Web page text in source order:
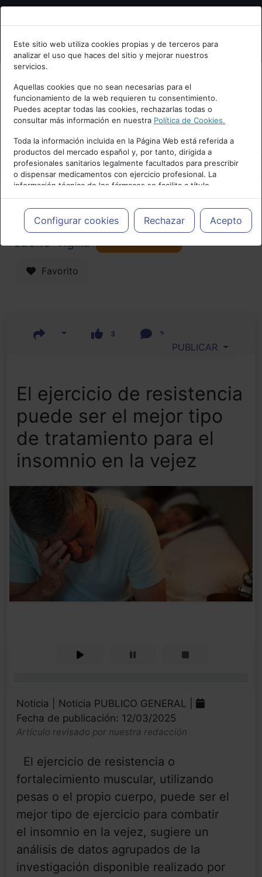
Bienvenid@ a psiquiatria.com
Escribe tu Email
Accede o regístrate con tu email.
Cancelar
Este sitio web utiliza cookies propias y de terceros para
analizar el uso que haces del sitio y mejorar nuestros
servicios.
Aquellas cookies que no sean necesarias para el
funcionamiento de la web requieren tu consentimiento.
Puedes aceptar todas las cookies, rechazarlas todas o
consultar más información en nuestra Política de Cookies.
Toda la información incluida en la Página Web está referida a
productos del mercado español y, por tanto, dirigida a
profesionales sanitarios legalmente facultados para prescribir
o dispensar medicamentos con ejercicio profesional. La
información técnica de los fármacos se facilita a título
meramente informativo, siendo responsabilidad de los
profesionales facultados prescribir medicamentos y decidir, en
cada caso concreto, el tratamiento más adecuado a las
necesidades del paciente.
Configurar cookies Rechazar Acepto
Actualidad y Artículos|Trastornos del
sueño-vigilia
Favorito
3 2
PUBLICAR
El ejercicio de resistencia
puede ser el mejor tipo
de tratamiento para el
insomnio en la vejez
Noticia | Noticia PUBLICO GENERAL |
Fecha de publicación: 12/03/2025
Artículo revisado por nuestra redacción
El ejercicio de resistencia o
fortalecimiento muscular, utilizando
pesas o el propio cuerpo, puede ser el
mejor tipo de ejercicio para combatir
el insomnio en la vejez, sugiere un
análisis de datos agrupados de la
investigación disponible realizado por